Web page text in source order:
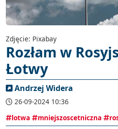
Zdjęcie: Pixabay
Rozłam w
Łotwy
Andrzej Widera
26-09-2024 10:36
lotwa
mniejszoscetniczna